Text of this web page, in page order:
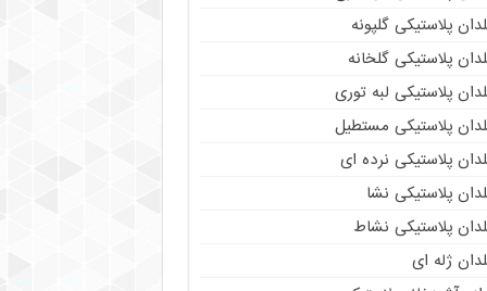
پلاستیکی گلپونه
پلاستیکی گلخانه
پلاستیکی لبه توری
پلاستیکی مستطیل
پلاستیکی نرده ای
پلاستیکی نشا
پلاستیکی نشاط
ژله ای